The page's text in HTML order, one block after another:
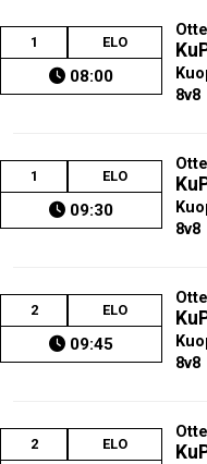
1 ELO
08:00
8v8
1 ELO
09:30
8v8
2 ELO
09:45
8v8
2 ELO